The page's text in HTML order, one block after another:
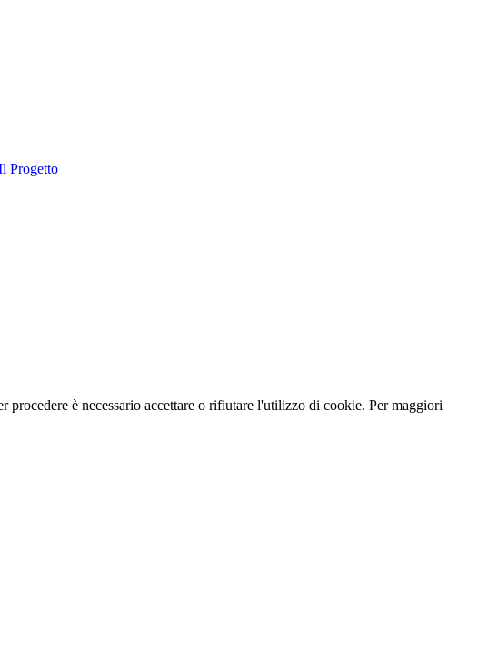
Progetto
è necessario accettare o rifiutare l'utilizzo di cookie. Per maggiori